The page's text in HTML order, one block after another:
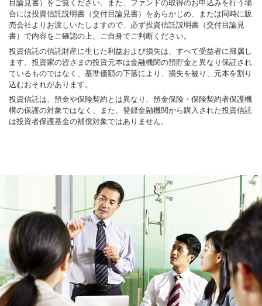
目論見書）をご覧ください。また、ファンドの取得のお申込みを行う場
合には投資信託説明書（交付目論見書）をあらかじめ、または同時に販
売会社よりお渡しいたしますので、必ず投資信託説明書（交付目論見
書）で内容をご確認の上、ご自身でご判断ください。
投資信託の信託財産に生じた利益および損失は、すべて受益者に帰属し
ます。投資家の皆さまの投資元本は金融機関の預貯金と異なり保証され
ているものではなく、基準価額の下落により、損失を被り、元本を割り
込むおそれがあります。
投資信託は、預金や保険契約とは異なり、預金保険・保険契約者保護機
構の保護の対象ではなく、また、登録金融機関から購入された投資信託
は投資者保護基金の補償対象ではありません。